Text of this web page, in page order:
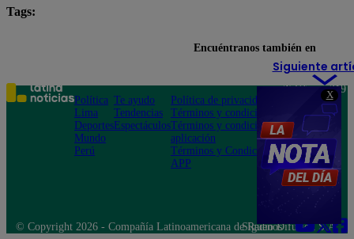
X
Tags:
Siguiente
Encuéntranos también en
Política
Lima
Deportes
Mundo
Perú
Te ayudo
Tendencias
Espectáculos
Política de privacidad
Términos y condiciones
Términos y condiciones
aplicación
Términos y Condiciones
APP
Teléfono: 219
Av. San
Felipe 968
Jesús María
© Copyright 2026 - Compañía Latinoamericana de Radio Difusión S.A.
Síguenos